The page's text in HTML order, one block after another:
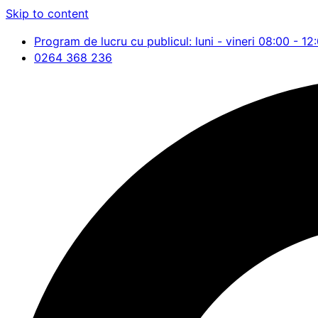
Skip to content
Program de lucru cu publicul: luni - vineri 08:00 -
0264 368 236